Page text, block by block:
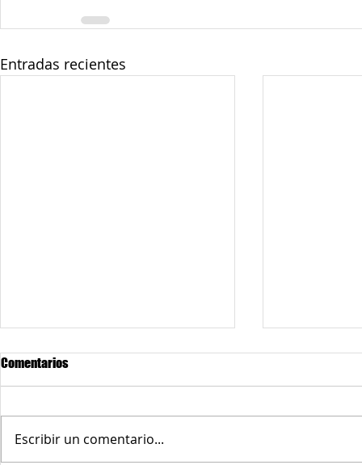
Entradas recientes
Comentarios
Escribir un comentario...